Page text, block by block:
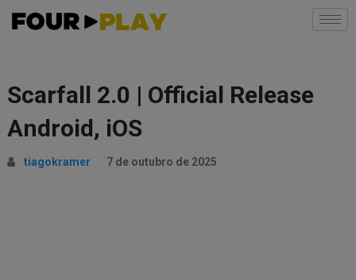
Scarfall 2.0 | Official Release
Android, iOS
tiagokramer 7 de outubro de 2025